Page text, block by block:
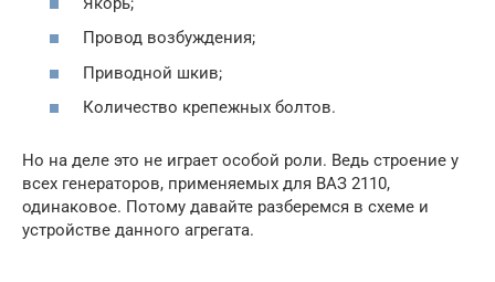
Провод возбуждения;
Приводной шкив;
Количество крепежных болтов.
Но на деле это не играет особой роли. Ведь строение у
всех генераторов, применяемых для ВАЗ 2110,
одинаковое. Потому давайте разберемся в схеме и
устройстве данного агрегата.